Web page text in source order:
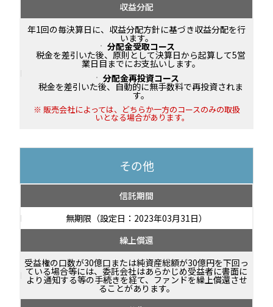
収益分配
年1回の毎決算日に、収益分配方針に基づき収益分配を行
います。
分配金受取コース
税金を差引いた後、原則として決算日から起算して5営
業日目までにお支払いします。
分配金再投資コース
税金を差引いた後、自動的に無手数料で再投資されま
す。
販売会社によっては、どちらか一方のコースのみの取扱
いとなる場合があります。
その他
信託期間
無期限（設定日：2023年03月31日）
繰上償還
受益権の口数が30億口または純資産総額が30億円を下回っ
ている場合等には、委託会社はあらかじめ受益者に書面に
より通知する等の手続きを経て、ファンドを繰上償還させ
ることがあります。